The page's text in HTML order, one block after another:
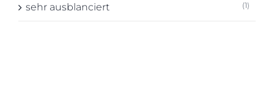
sehr ausblanciert (1)